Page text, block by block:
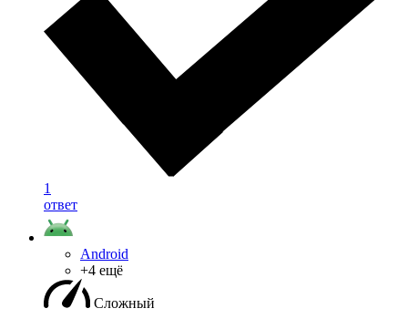
1
ответ
Android
+4 ещё
Сложный